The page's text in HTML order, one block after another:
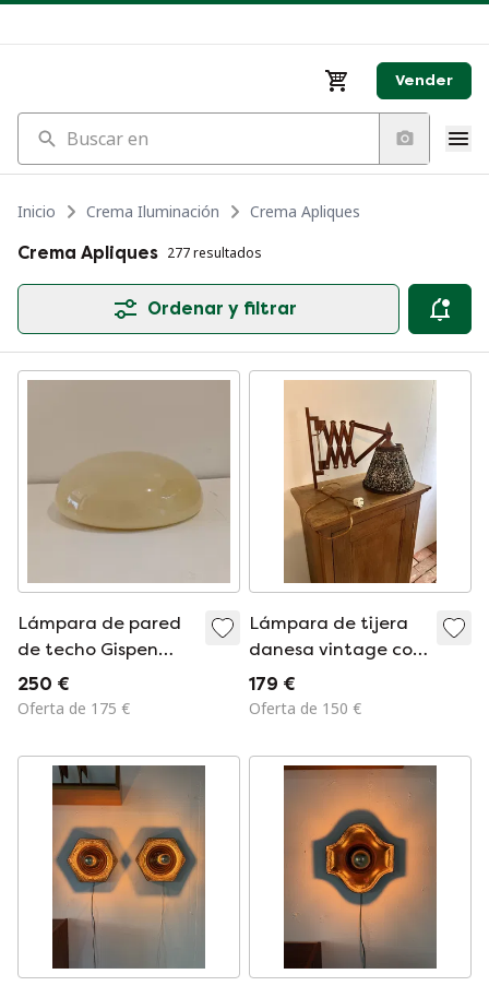
Vender
Buscar en
Inicio Crema Iluminación
Crema Apliques
Crema Apliques 277 resultados
Ordenar y filtrar
Lámpara de pared
de techo Gispen
vintage
250 €
Oferta de 175 €
Lámpara de tijera
danesa vintage con
pantalla de tela
original.
179 €
Oferta de 150 €